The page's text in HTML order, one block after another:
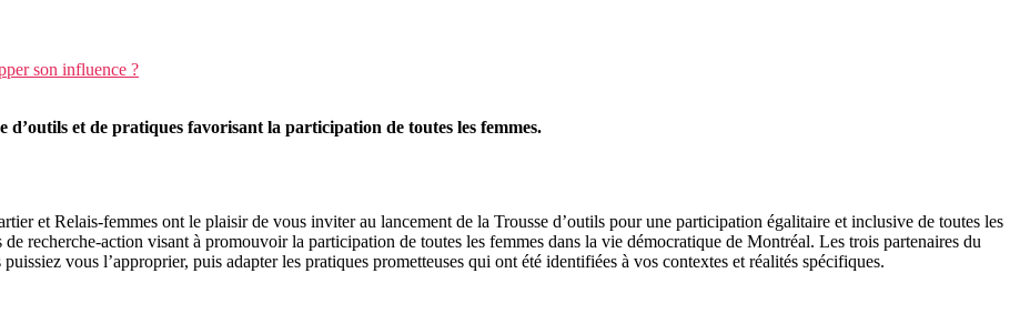
son influence ?
et de pratiques favorisant la participation de toutes les femmes.
et Relais-femmes ont le plaisir de vous inviter au lancement de la Trousse d’outils pour une participation égalitaire et inclusive de toutes les
recherche-action visant à promouvoir la participation de toutes les femmes dans la vie démocratique de Montréal. Les trois partenaires du
vous l’approprier, puis adapter les pratiques prometteuses qui ont été identifiées à vos contextes et réalités spécifiques.